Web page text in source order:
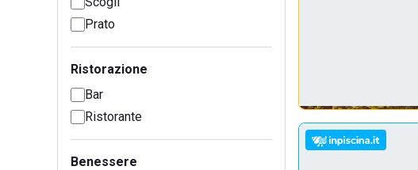
Prato
Ristorazione
Bar
Ristorante
Benessere